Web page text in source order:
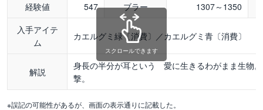
経験値
547 ブラー
1307～1350
入手アイテ
ム
カエルグミ緑〔消費〕／カエルグミ青〔消費〕
解説
身長の半分が耳という 愛に生きるわがまま生物
撃。
スクロールできます
※誤記の可能性があるが、画面の表示通りに記載した。